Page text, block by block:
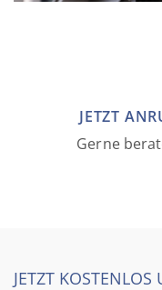
JETZT
Gerne
JETZT